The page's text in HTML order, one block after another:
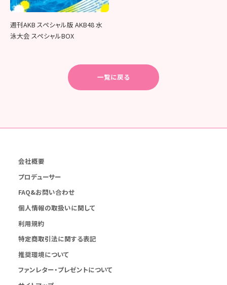
週刊AKB スペシャル版 AKB48 水
泳大会 スペシャルBOX
一覧に戻る
会社概要
プロデューサー
FAQ&お問い合わせ
個人情報の取扱いに関して
利用規約
特定商取引法に関する表記
推奨環境について
ファンレター・プレゼントについて